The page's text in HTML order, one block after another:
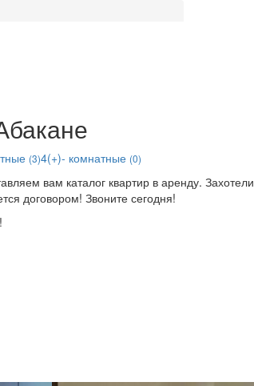
(3)4(+)- комнатные (0)
вам каталог квартир в аренду. Захотели
договором! Звоните сегодня!